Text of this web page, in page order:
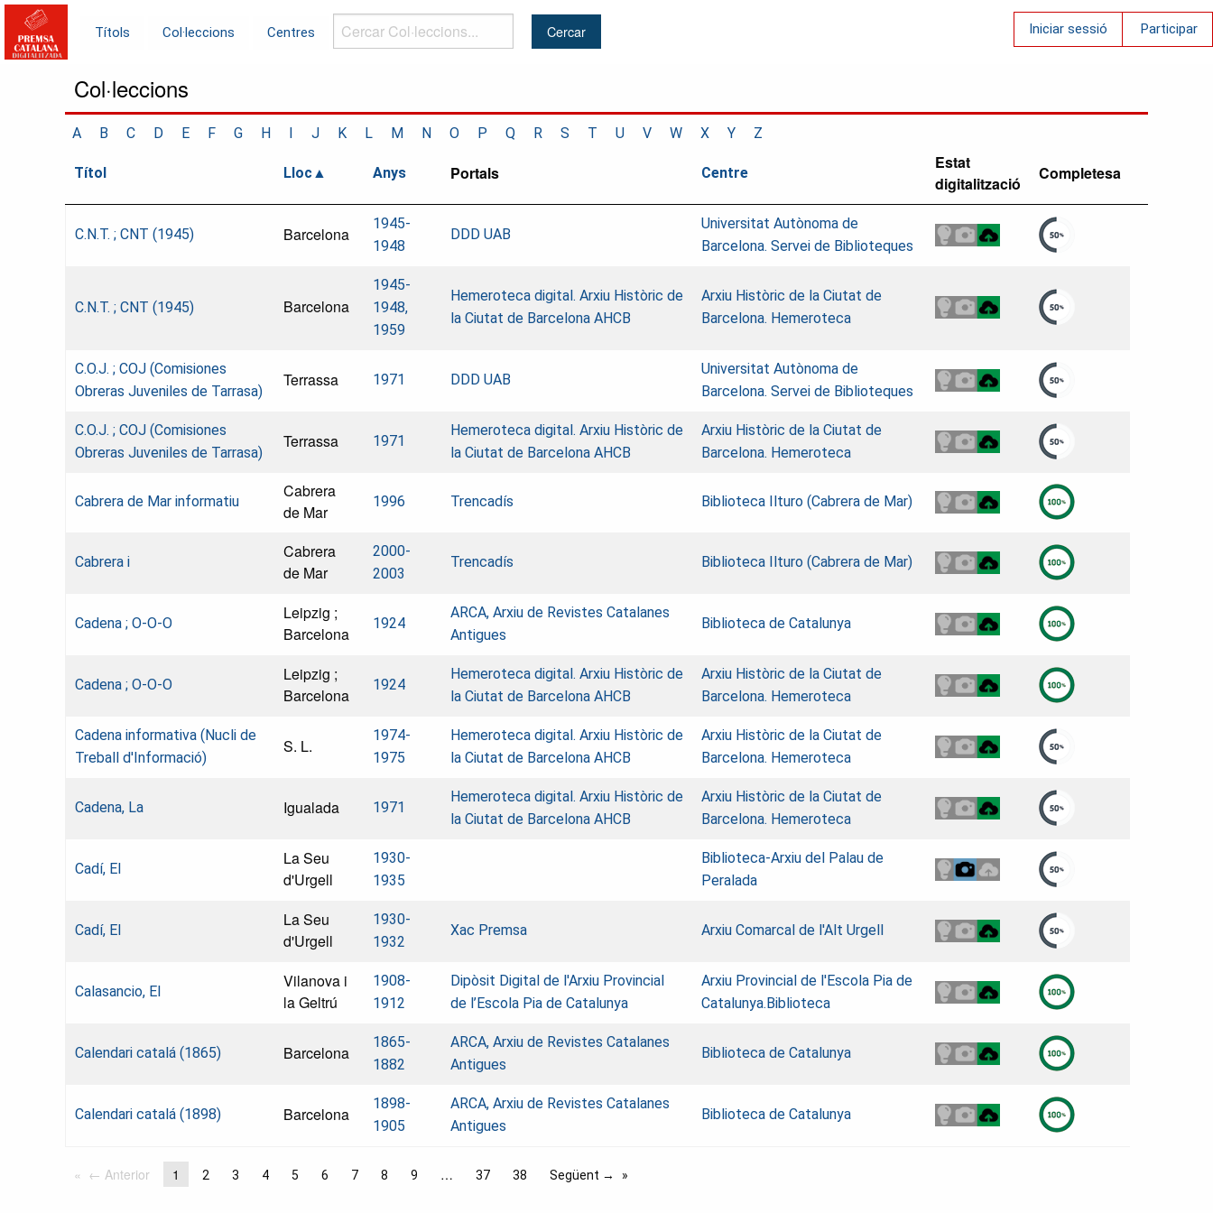
Títols Col·leccions Centres
Cercar
Col·leccions...
Iniciar sessió Participar
Col·leccions
A B C D E F G H I J K L M N O P Q R S T U V W X Y Z
Títol Lloc Anys Portals Centre
Estat
digitalització
Completesa
C.N.T. ; CNT (1945) Barcelona
1945-
1948
DDD UAB
Universitat Autònoma de
Barcelona. Servei de Biblioteques
C.N.T. ; CNT (1945) Barcelona
1945-
1948,
1959
Hemeroteca digital. Arxiu Històric de
la Ciutat de Barcelona AHCB
Arxiu Històric de la Ciutat de
Barcelona. Hemeroteca
C.O.J. ; COJ (Comisiones
Obreras Juveniles de Tarrasa)
Terrassa 1971 DDD UAB
Universitat Autònoma de
Barcelona. Servei de Biblioteques
C.O.J. ; COJ (Comisiones
Obreras Juveniles de Tarrasa)
Terrassa 1971
Hemeroteca digital. Arxiu Històric de
la Ciutat de Barcelona AHCB
Arxiu Històric de la Ciutat de
Barcelona. Hemeroteca
Cabrera de Mar informatiu
Cabrera
de Mar
1996 Trencadís Biblioteca Ilturo (Cabrera de Mar)
Cabrera i
Cabrera
de Mar
2000-
2003
Trencadís Biblioteca Ilturo (Cabrera de Mar)
Cadena ; O-O-O
Leipzig ;
Barcelona
1924
ARCA, Arxiu de Revistes Catalanes
Antigues
Biblioteca de Catalunya
Cadena ; O-O-O
Leipzig ;
Barcelona
1924
Hemeroteca digital. Arxiu Històric de
la Ciutat de Barcelona AHCB
Arxiu Històric de la Ciutat de
Barcelona. Hemeroteca
Cadena informativa (Nucli de
Treball d'Informació)
S. L.
1974-
1975
Hemeroteca digital. Arxiu Històric de
la Ciutat de Barcelona AHCB
Arxiu Històric de la Ciutat de
Barcelona. Hemeroteca
Cadena, La Igualada 1971
Hemeroteca digital. Arxiu Històric de
la Ciutat de Barcelona AHCB
Arxiu Històric de la Ciutat de
Barcelona. Hemeroteca
Cadí, El
La Seu
d'Urgell
1930-
1935
Biblioteca-Arxiu del Palau de
Peralada
Cadí, El
La Seu
d'Urgell
1930-
1932
Xac Premsa Arxiu Comarcal de l'Alt Urgell
Calasancio, El
Vilanova i
la Geltrú
1908-
1912
Dipòsit Digital de l'Arxiu Provincial
de l’Escola Pia de Catalunya
Arxiu Provincial de l'Escola Pia de
Catalunya.Biblioteca
Calendari catalá (1865) Barcelona
1865-
1882
ARCA, Arxiu de Revistes Catalanes
Antigues
Biblioteca de Catalunya
Calendari catalá (1898) Barcelona
1898-
1905
ARCA, Arxiu de Revistes Catalanes
Antigues
Biblioteca de Catalunya
← Anterior 1 2 3 4 5 6 7 8 9 37 38 Següent →